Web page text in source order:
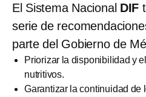
El Sistema Nacional DIF
serie de
parte del Gobierno de
Priorizar la disponibilidad y
nutritivos.
Garantizar la continuidad de